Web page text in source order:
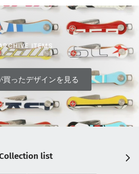
ITEMS
買ったデザインを見る
list